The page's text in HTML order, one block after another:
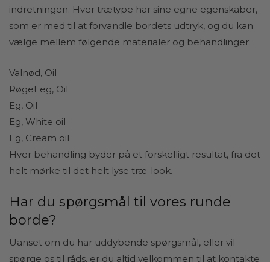
indretningen. Hver trætype har sine egne egenskaber,
som er med til at forvandle bordets udtryk, og du kan
vælge mellem følgende materialer og behandlinger:
Valnød, Oil
Røget eg, Oil
Eg, Oil
Eg, White oil
Eg, Cream oil
Hver behandling byder på et forskelligt resultat, fra det
helt mørke til det helt lyse træ-look.
Har du spørgsmål til vores runde
borde?
Uanset om du har uddybende spørgsmål, eller vil
spørge os til råds, er du altid velkommen til at kontakte